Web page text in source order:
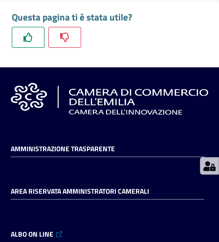
Pagamenti
on line
Seguici
Questa pagina ti è stata utile?
AMMINISTRAZIONE TRASPARENTE
AREA RISERVATA AMMINISTRATORI CAMERALI
ALBO ON LINE